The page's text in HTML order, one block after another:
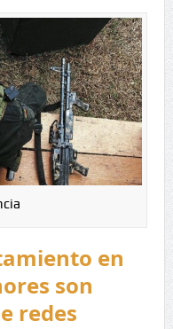
en
son
redes